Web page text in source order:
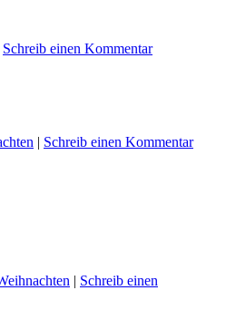
Schreib einen Kommentar
| Schreib einen Kommentar
| Schreib einen